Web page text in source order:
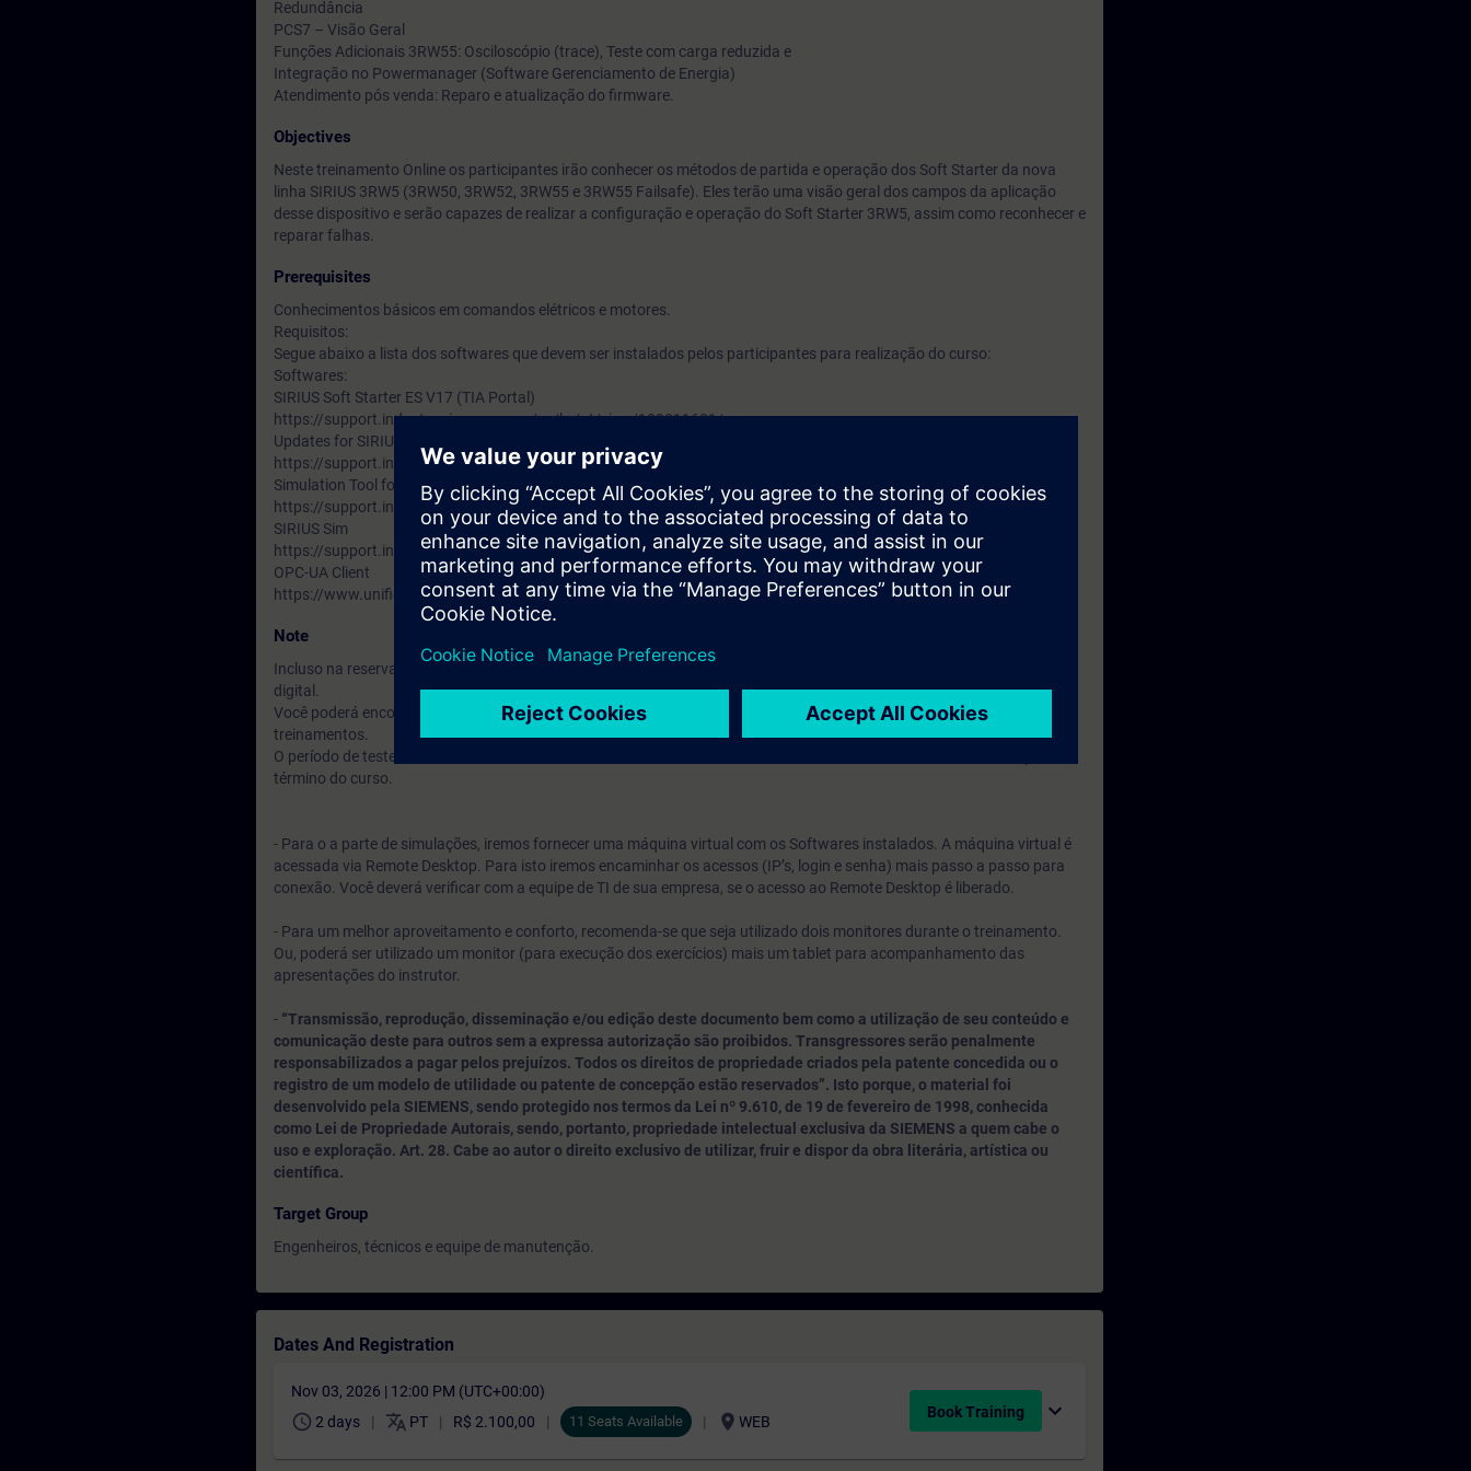
Redundância
PCS7 – Visão Geral
Funções Adicionais 3RW55: Osciloscópio (trace), Teste com carga reduzida e
Integração no Powermanager (Software Gerenciamento de Energia)
Atendimento pós venda: Reparo e atualização do firmware.
Objectives
Neste treinamento Online os participantes irão conhecer os métodos de partida e operação dos Soft Starter da nova
linha SIRIUS 3RW5 (3RW50, 3RW52, 3RW55 e 3RW55 Failsafe). Eles terão uma visão geral dos campos da aplicação
desse dispositivo e serão capazes de realizar a configuração e operação do Soft Starter 3RW5, assim como reconhecer e
reparar falhas.
Prerequisites
Conhecimentos básicos em comandos elétricos e motores.
Requisitos:
Segue abaixo a lista dos softwares que devem ser instalados pelos participantes para realização do curso:
Softwares:
SIRIUS Soft Starter ES V17 (TIA Portal)
https://support.industry.siemens.com/cs/br/pt/view/109811681/en
Updates for SIRIUS SOFT STARTER ES V17
https://support.industry.siemens.com/cs/br/pt/view/109803801/en
Simulation Tool for Soft Starters
https://support.industry.siemens.com/cs/pt/en/view/101494917
SIRIUS Sim
https://support.industry.siemens.com/cs/pt/en/view/109763750
OPC-UA Client
https://www.unified-automation.com/products/development-tools/uaexpert.html
Note
Incluso na reserva do seu curso, você recebe uma conta de teste gratuito para acessar a Plataforma de Aprendizagem
digital.
Você poderá encontrar treinamentos online sobre diversas tecnologias SIEMENS e acesso a mais de 600 outros
treinamentos.
O período de teste inicia 7 dias antes do inicio do treinamento confirmado e termina automaticamente 14 dias após o
término do curso.
- Para o a parte de simulações, iremos fornecer uma máquina virtual com os Softwares instalados. A máquina virtual é
acessada via Remote Desktop. Para isto iremos encaminhar os acessos (IP’s, login e senha) mais passo a passo para
conexão. Você deverá verificar com a equipe de TI de sua empresa, se o acesso ao Remote Desktop é liberado.
- Para um melhor aproveitamento e conforto, recomenda-se que seja utilizado dois monitores durante o treinamento.
Ou, poderá ser utilizado um monitor (para execução dos exercícios) mais um tablet para acompanhamento das
apresentações do instrutor.
- “Transmissão, reprodução, disseminação e/ou edição deste documento bem como a utilização de seu conteúdo e
comunicação deste para outros sem a expressa autorização são proibidos. Transgressores serão penalmente
responsabilizados a pagar pelos prejuízos. Todos os direitos de propriedade criados pela patente concedida ou o
registro de um modelo de utilidade ou patente de concepção estão reservados”. Isto porque, o material foi
desenvolvido pela SIEMENS, sendo protegido nos termos da Lei nº 9.610, de 19 de fevereiro de 1998, conhecida
como Lei de Propriedade Autorais, sendo, portanto, propriedade intelectual exclusiva da SIEMENS a quem cabe o
uso e exploração. Art. 28. Cabe ao autor o direito exclusivo de utilizar, fruir e dispor da obra literária, artística ou
científica.
Target Group
Engenheiros, técnicos e equipe de manutenção.
Dates And Registration
Nov 03, 2026 | 12:00 PM (UTC+00:00)
schedule 2 days translate PT R$ 2.100,00 11 Seats Available location_on WEB
Book Training expand_more